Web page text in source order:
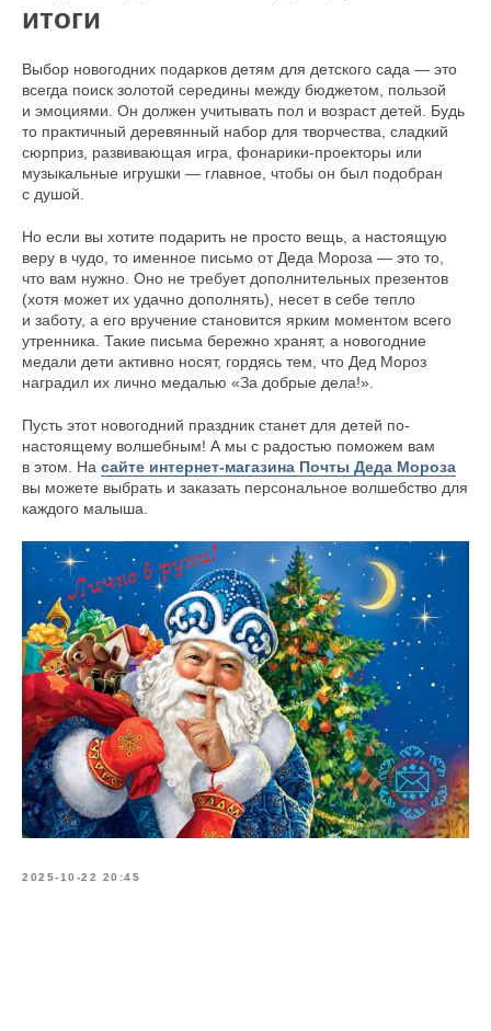
итоги
Выбор новогодних подарков детям для детского сада — это
всегда поиск золотой середины между бюджетом, пользой
и эмоциями. Он должен учитывать пол и возраст детей. Будь
то практичный деревянный набор для творчества, сладкий
сюрприз, развивающая игра, фонарики-проекторы или
музыкальные игрушки — главное, чтобы он был подобран
с душой.
Но если вы хотите подарить не просто вещь, а настоящую
веру в чудо, то именное письмо от Деда Мороза — это то,
что вам нужно. Оно не требует дополнительных презентов
(хотя может их удачно дополнять), несет в себе тепло
и заботу, а его вручение становится ярким моментом всего
утренника. Такие письма бережно хранят, а новогодние
медали дети активно носят, гордясь тем, что Дед Мороз
наградил их лично медалью «За добрые дела!».
Пусть этот новогодний праздник станет для детей по-
настоящему волшебным! А мы с радостью поможем вам
в этом. На сайте интернет-магазина Почты Деда Мороза
вы можете выбрать и заказать персональное волшебство для
каждого малыша.
2025-10-22 20:45